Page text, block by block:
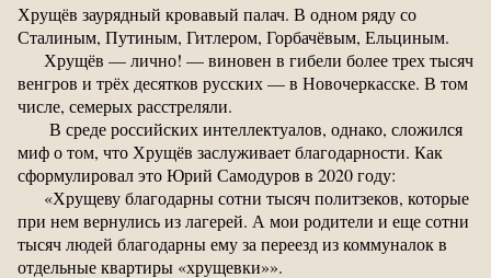
Хрущёв заурядный кровавый палач. В одном ряду со
Сталиным, Путиным, Гитлером, Горбачёвым, Ельциным.
Хрущёв — лично! — виновен в гибели более трех тысяч
венгров и трёх десятков русских — в Новочеркасске. В том
числе, семерых расстреляли.
В среде российских интеллектуалов, однако, сложился
миф о том, что Хрущёв заслуживает благодарности. Как
сформулировал это Юрий Самодуров в 2020 году:
«Хрущеву благодарны сотни тысяч политзеков, которые
при нем вернулись из лагерей. А мои родители и еще сотни
тысяч людей благодарны ему за переезд из коммуналок в
отдельные квартиры «хрущевки»».